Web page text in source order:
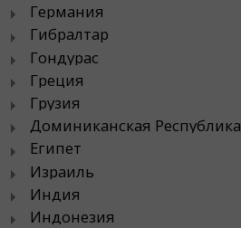
Германия
Гибралтар
Гондурас
Греция
Грузия
Доминиканская Республика
Египет
Израиль
Индия
Индонезия